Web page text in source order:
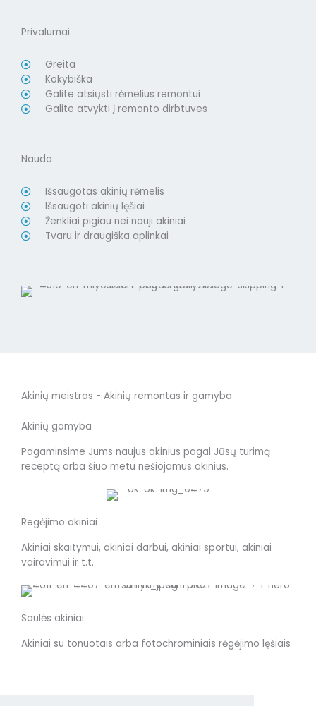
Privalumai
Greita
Kokybiška
Galite atsiųsti rėmelius remontui
Galite atvykti į remonto dirbtuves
Nauda
Išsaugotas akinių rėmelis
Išsaugoti akinių lęšiai
Ženkliai pigiau nei nauji akiniai
Tvaru ir draugiška aplinkai
Akinių meistras - Akinių remontas ir gamyba
Akinių gamyba
Pagaminsime Jums naujus akinius pagal Jūsų turimą
receptą arba šiuo metu nešiojamus akinius.
Regėjimo akiniai
Akiniai skaitymui, akiniai darbui, akiniai sportui, akiniai
vairavimui ir t.t.
Saulės akiniai
Akiniai su tonuotais arba fotochrominiais rėgėjimo lęšiais